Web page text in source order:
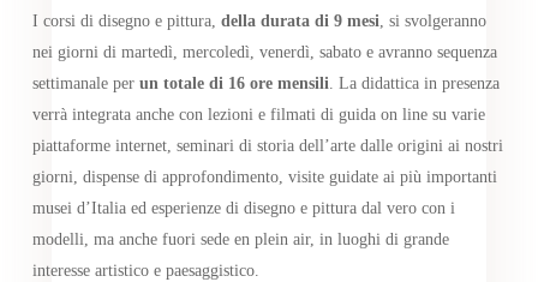
I corsi di disegno e pittura, della durata di 9 mesi, si svolgeranno
nei giorni di martedì, mercoledì, venerdì, sabato e avranno sequenza
settimanale per un totale di 16 ore mensili. La didattica in presenza
verrà integrata anche con lezioni e filmati di guida on line su varie
piattaforme internet, seminari di storia dell’arte dalle origini ai nostri
giorni, dispense di approfondimento, visite guidate ai più importanti
musei d’Italia ed esperienze di disegno e pittura dal vero con i
modelli, ma anche fuori sede en plein air, in luoghi di grande
interesse artistico e paesaggistico.